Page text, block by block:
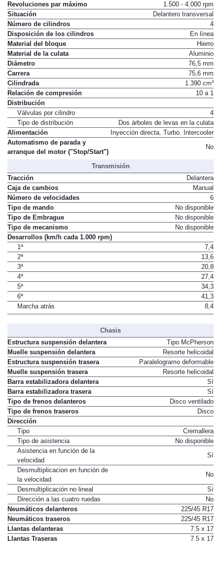
Revoluciones par máximo
1.500 - 4.000 rpm
Situación
Delantero transversal
Número de cilindros
4
Disposición de los cilindros
En línea
Material del bloque
Hierro
Material de la culata
Aluminio
Diámetro
76,5 mm
Carrera
75,6 mm
Cilindrada
1.390 cm³
Relación de compresión
10 a 1
Distribución
Válvulas por cilindro
4
Tipo de distribución
Dos árboles de levas en la culata
Alimentación
Inyección directa. Turbo. Intercooler
Automatismo de parada y
arranque del motor ("Stop/Start")
No
Transmisión
Tracción
Delantera
Caja de cambios
Manual
Número de velocidades
6
Tipo de mando
No disponible
Tipo de Embrague
No disponible
Tipo de mecanismo
No disponible
Desarrollos (km/h cada 1.000 rpm)
1ª
7,4
2ª
13,6
3ª
20,8
4ª
27,4
5ª
34,3
6ª
41,3
Marcha atrás
8,4
Chasis
Estructura suspensión delantera
Tipo McPherson
Muelle suspensión delantera
Resorte helicoidal
Estructura suspensión trasera
Paralelogramo deformable
Muelle suspensión trasera
Resorte helicoidal
Barra estabilizadora delantera
Sí
Barra estabilizadora trasera
Sí
Tipo de frenos delanteros
Disco ventilado
Tipo de frenos traseros
Disco
Dirección
Tipo
Cremallera
Tipo de asistencia
No disponible
Asistencia en función de la
velocidad
Sí
Desmultiplicacion en función de
la velocidad
No
Desmultiplicación no lineal
Sí
Dirección a las cuatro ruedas
No
Neumáticos delanteros
225/45 R17
Neumáticos traseros
225/45 R17
Llantas delanteras
7.5 x 17
Llantas Traseras
7.5 x 17